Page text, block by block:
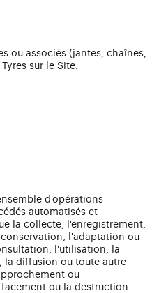
ou associés (jantes, chaînes,
sur le Site.
d'opérations
automatisés et
la collecte, l'enregistrement,
l'adaptation ou
l'utilisation, la
diffusion ou toute autre
ou
ou la destruction.